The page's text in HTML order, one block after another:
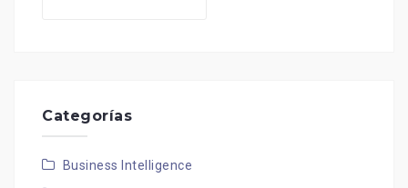
Categorías
Business Intelligence